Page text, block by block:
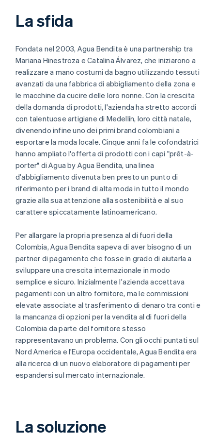
La sfida
Fondata nel 2003, Agua Bendita è una partnership tra
Mariana Hinestroza e Catalina Álvarez, che iniziarono a
realizzare a mano costumi da bagno utilizzando tessuti
avanzati da una fabbrica di abbigliamento della zona e
le macchine da cucire delle loro nonne. Con la crescita
della domanda di prodotti, l'azienda ha stretto accordi
con talentuose artigiane di Medellín, loro città natale,
divenendo infine uno dei primi brand colombiani a
esportare la moda locale. Cinque anni fa le cofondatrici
hanno ampliato l'offerta di prodotti con i capi "prêt-à-
porter" di Agua by Agua Bendita, una linea
d'abbigliamento divenuta ben presto un punto di
riferimento per i brand di alta moda in tutto il mondo
grazie alla sua attenzione alla sostenibilità e al suo
carattere spiccatamente latinoamericano.
Per allargare la propria presenza al di fuori della
Colombia, Agua Bendita sapeva di aver bisogno di un
partner di pagamento che fosse in grado di aiutarla a
sviluppare una crescita internazionale in modo
semplice e sicuro. Inizialmente l'azienda accettava
pagamenti con un altro fornitore, ma le commissioni
elevate associate al trasferimento di denaro tra conti e
la mancanza di opzioni per la vendita al di fuori della
Colombia da parte del fornitore stesso
rappresentavano un problema. Con gli occhi puntati sul
Nord America e l'Europa occidentale, Agua Bendita era
alla ricerca di un nuovo elaboratore di pagamenti per
espandersi sul mercato internazionale.
La soluzione